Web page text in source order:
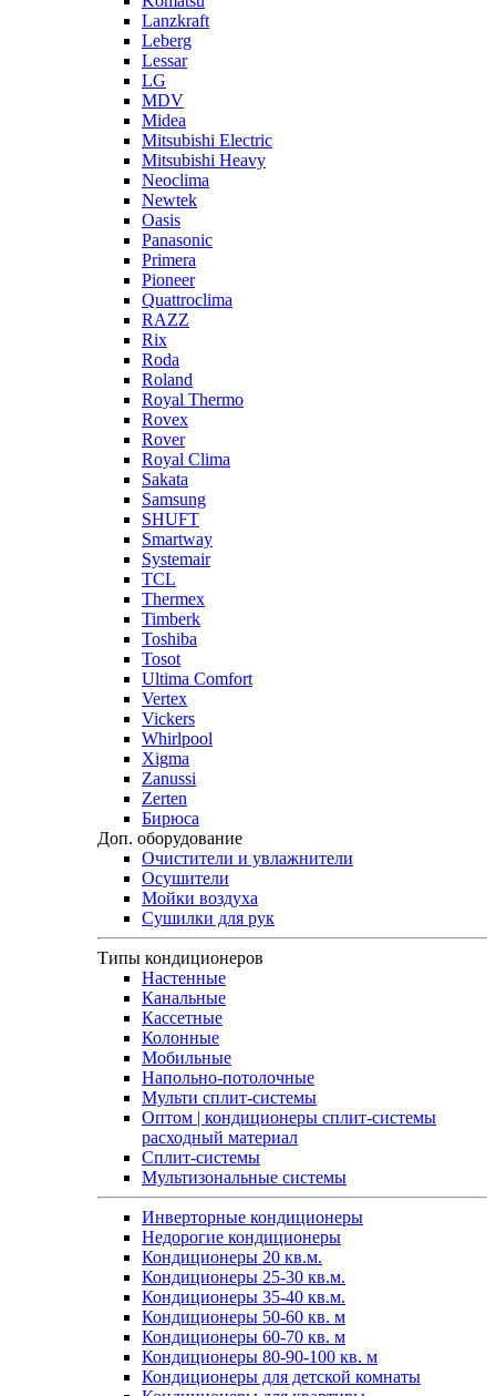
Lanzkraft
Leberg
Lessar
LG
MDV
Midea
Mitsubishi Electric
Mitsubishi Heavy
Neoclima
Newtek
Oasis
Panasonic
Primera
Pioneer
Quattroclima
RAZZ
Rix
Roda
Roland
Royal Thermo
Rovex
Rover
Royal Clima
Sakata
Samsung
SHUFT
Smartway
Systemair
TCL
Thermex
Timberk
Toshiba
Tosot
Ultima Comfort
Vertex
Vickers
Whirlpool
Xigma
Zanussi
Zerten
Бирюса
Доп. оборудование
Очистители и увлажнители
Осушители
Мойки воздуха
Сушилки для рук
Типы кондиционеров
Настенные
Канальные
Кассетные
Колонные
Мобильные
Напольно-потолочные
Мульти сплит-системы
Оптом | кондиционеры сплит-системы
расходный материал
Сплит-системы
Мультизональные системы
Инверторные кондиционеры
Недорогие кондиционеры
Кондиционеры 20 кв.м.
Кондиционеры 25-30 кв.м.
Кондиционеры 35-40 кв.м.
Кондиционеры 50-60 кв. м
Кондиционеры 60-70 кв. м
Кондиционеры 80-90-100 кв. м
Кондиционеры для детской комнаты